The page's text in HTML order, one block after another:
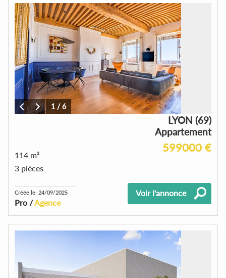
1 /6
LYON (69)
Appartement
599000 €
114 m²
3 pièces
Créée le: 24/09/2025
Pro /Agence
Voir l'annonce